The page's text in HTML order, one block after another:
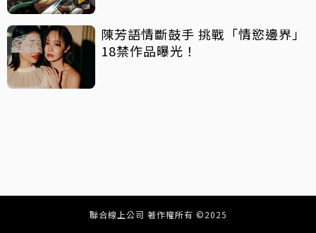
陳芳語情斷鼓手 挑戰「情慾邊界」
18禁作品曝光！
聯合線上公司 著作權所有 ©2025